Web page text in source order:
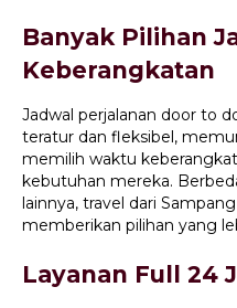
Banyak Pilihan
Keberangkatan
Jadwal perjalanan door to
teratur dan fleksibel,
memilih waktu
kebutuhan mereka.
lainnya, travel dari
memberikan pilihan yang
Layanan Full 24